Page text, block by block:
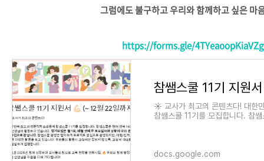
그럼에도 불구하고 우리와 함께하고 싶은 마
https://forms.gle/
☀️ 교사가 최고의 콘텐츠다! 대한
참쌤스쿨 11기를 모집합니다. 참
docs.google.com